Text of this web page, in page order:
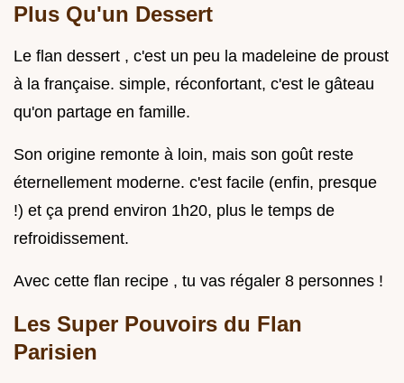
Plus Qu'un Dessert
Le flan dessert , c'est un peu la madeleine de proust
à la française. simple, réconfortant, c'est le gâteau
qu'on partage en famille.
Son origine remonte à loin, mais son goût reste
éternellement moderne. c'est facile (enfin, presque
!) et ça prend environ 1h20, plus le temps de
refroidissement.
Avec cette flan recipe , tu vas régaler 8 personnes !
Les Super Pouvoirs du Flan
Parisien